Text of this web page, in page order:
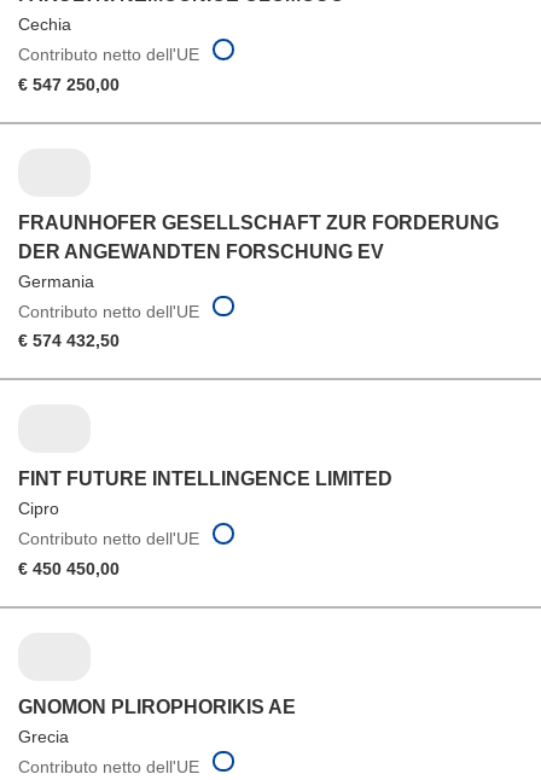
Cechia
Contributo netto dell'UE
€ 547 250,00
FRAUNHOFER GESELLSCHAFT ZUR FORDERUNG
DER ANGEWANDTEN FORSCHUNG EV
Germania
Contributo netto dell'UE
€ 574 432,50
FINT FUTURE INTELLINGENCE LIMITED
Cipro
Contributo netto dell'UE
€ 450 450,00
GNOMON PLIROPHORIKIS AE
Grecia
Contributo netto dell'UE